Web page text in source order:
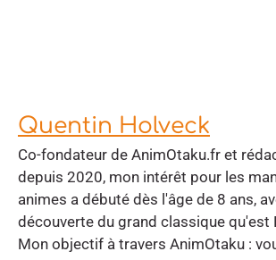
Quentin Holveck
Co-fondateur de AnimOtaku.fr et
depuis 2020, mon intérêt pour les
animes a débuté dès l'âge de 8 ans,
découverte du grand classique qu'est
Mon objectif à travers AnimOtaku :